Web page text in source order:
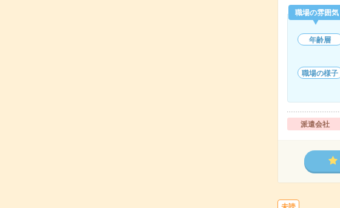
職場の雰囲気
年齢層
職場の様子
派遣会社